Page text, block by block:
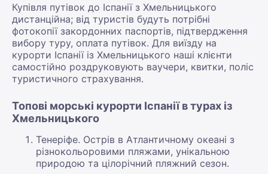
Купівля путівок до Іспанії з Хмельницького
дистанційна; від туристів будуть потрібні
фотокопії закордонних паспортів, підтвердження
вибору туру, оплата путівок. Для виїзду на
курорти Іспанії із Хмельницького наші клієнти
самостійно роздруковують ваучери, квитки, поліс
туристичного страхування.
Топові морські курорти Іспанії в турах із
Хмельницького
Тенеріфе. Острів в Атлантичному океані з
різнокольоровими пляжами, унікальною
природою та цілорічний пляжний сезон.